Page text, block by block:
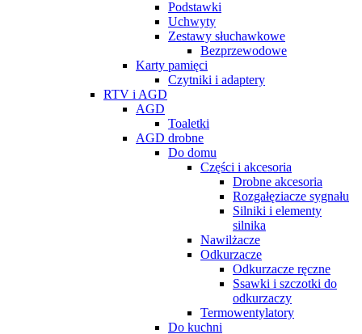
Podstawki
Uchwyty
Zestawy słuchawkowe
Bezprzewodowe
Karty pamięci
Czytniki i adaptery
RTV i AGD
AGD
Toaletki
AGD drobne
Do domu
Części i akcesoria
Drobne akcesoria
Rozgałęziacze sygnału
Silniki i elementy
silnika
Nawilżacze
Odkurzacze
Odkurzacze ręczne
Ssawki i szczotki do
odkurzaczy
Termowentylatory
Do kuchni